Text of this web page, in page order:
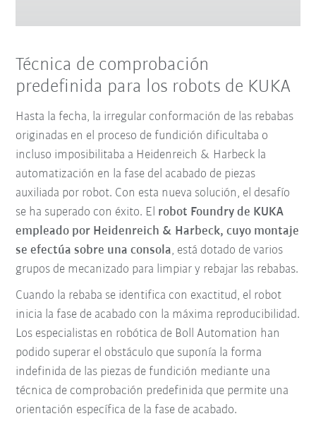
Técnica de comprobación
predefinida para los robots de KUKA
Hasta la fecha, la irregular conformación de las rebabas
originadas en el proceso de fundición dificultaba o
incluso imposibilitaba a Heidenreich & Harbeck la
automatización en la fase del acabado de piezas
auxiliada por robot. Con esta nueva solución, el desafío
se ha superado con éxito. El robot Foundry de KUKA
empleado por Heidenreich & Harbeck, cuyo montaje
se efectúa sobre una consola, está dotado de varios
grupos de mecanizado para limpiar y rebajar las rebabas.
Cuando la rebaba se identifica con exactitud, el robot
inicia la fase de acabado con la máxima reproducibilidad.
Los especialistas en robótica de Boll Automation han
podido superar el obstáculo que suponía la forma
indefinida de las piezas de fundición mediante una
técnica de comprobación predefinida que permite una
orientación específica de la fase de acabado.